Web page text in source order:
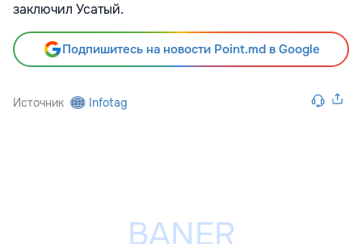
заключил Усатый.
Подпишитесь на новости Point.md в Google
Источник Infotag